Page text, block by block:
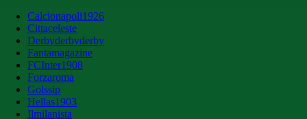
Calcionapoli1926
Cittaceleste
Derbyderbyderby
Fantamagazine
FCInter1908
Forzaroma
Golssip
Hellas1903
Ilmilanista